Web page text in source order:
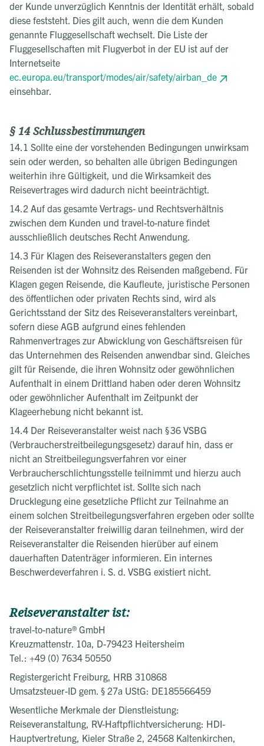
der Kunde unverzüglich Kenntnis der Identität erhält, sobald
diese feststeht. Dies gilt auch, wenn die dem Kunden
genannte Fluggesellschaft wechselt. Die Liste der
Fluggesellschaften mit Flugverbot in der EU ist auf der
Internetseite
ec.europa.eu/transport/modes/air/safety/airban_de
einsehbar.
§ 14 Schlussbestimmungen
14.1 Sollte eine der vorstehenden Bedingungen unwirksam
sein oder werden, so behalten alle übrigen Bedingungen
weiterhin ihre Gültigkeit, und die Wirksamkeit des
Reisevertrages wird dadurch nicht beeinträchtigt.
14.2 Auf das gesamte Vertrags- und Rechtsverhältnis
zwischen dem Kunden und travel-to-nature findet
ausschließlich deutsches Recht Anwendung.
14.3 Für Klagen des Reiseveranstalters gegen den
Reisenden ist der Wohnsitz des Reisenden maßgebend. Für
Klagen gegen Reisende, die Kaufleute, juristische Personen
des öffentlichen oder privaten Rechts sind, wird als
Gerichtsstand der Sitz des Reiseveranstalters vereinbart,
sofern diese AGB aufgrund eines fehlenden
Rahmenvertrages zur Abwicklung von Geschäftsreisen für
das Unternehmen des Reisenden anwendbar sind. Gleiches
gilt für Reisende, die ihren Wohnsitz oder gewöhnlichen
Aufenthalt in einem Drittland haben oder deren Wohnsitz
oder gewöhnlicher Aufenthalt im Zeitpunkt der
Klageerhebung nicht bekannt ist.
14.4 Der Reiseveranstalter weist nach § 36 VSBG
(Verbraucherstreitbeilegungsgesetz) darauf hin, dass er
nicht an Streitbeilegungsverfahren vor einer
Verbraucherschlichtungsstelle teilnimmt und hierzu auch
gesetzlich nicht verpflichtet ist. Sollte sich nach
Drucklegung eine gesetzliche Pflicht zur Teilnahme an
einem solchen Streitbeilegungsverfahren ergeben oder sollte
der Reiseveranstalter freiwillig daran teilnehmen, wird der
Reiseveranstalter die Reisenden hierüber auf einem
dauerhaften Datenträger informieren. Ein internes
Beschwerdeverfahren i. S. d. VSBG existiert nicht.
Reiseveranstalter ist:
travel-to-nature® GmbH
Kreuzmattenstr. 10a, D-79423 Heitersheim
Tel.: +49 (0) 7634 50550
Registergericht Freiburg, HRB 310868
Umsatzsteuer-ID gem. § 27a UStG: DE185566459
Wesentliche Merkmale der Dienstleistung:
Reiseveranstaltung, RV-Haftpflichtversicherung: HDI-
Hauptvertretung, Kieler Straße 2, 24568 Kaltenkirchen,